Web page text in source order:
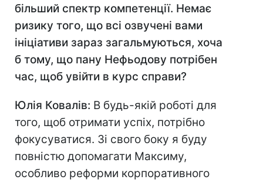
більший спектр компетенції. Немає
ризику того, що всі озвучені вами
ініціативи зараз загальмуються, хоча
б тому, що пану Нефьодову потрібен
час, щоб увійти в курс справи?
Юлія Ковалів: В будь-якій роботі для
того, щоб отримати успіх, потрібно
фокусуватися. Зі свого боку я буду
повністю допомагати Максиму,
особливо реформи корпоративного